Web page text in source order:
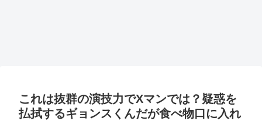
これは抜群の演技力でXマンでは？疑惑を
払拭するギョンスくんだが食べ物口に入れ